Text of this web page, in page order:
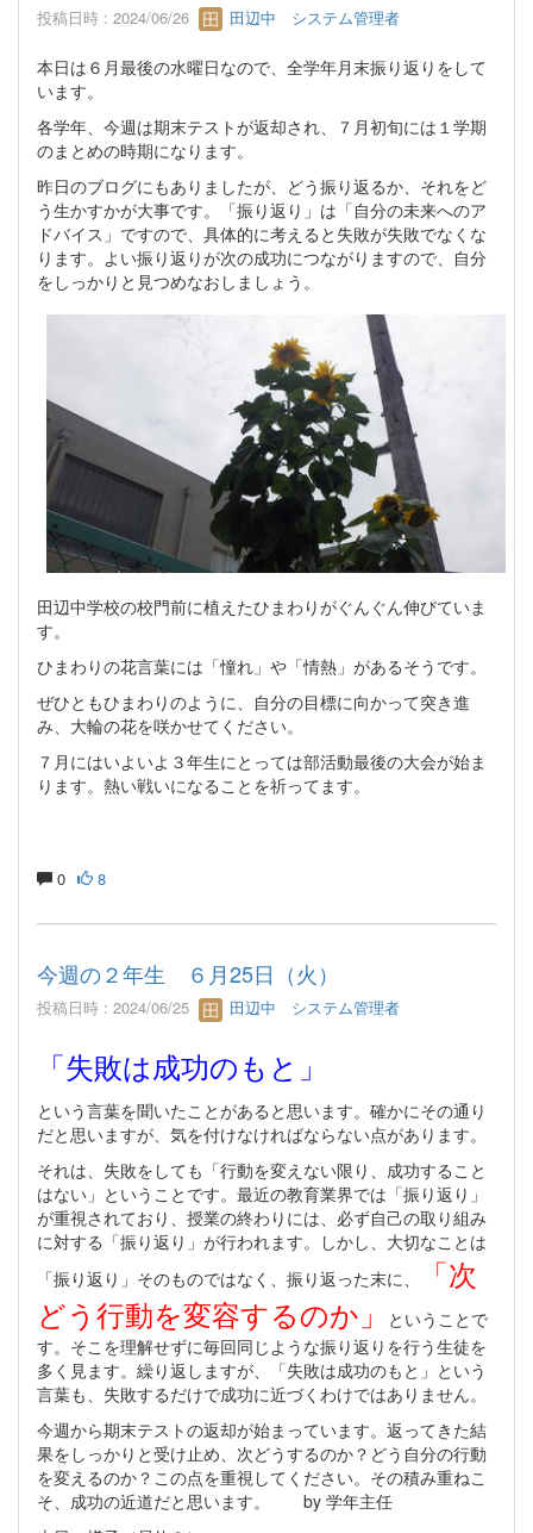
投稿日時 : 2024/06/26 田辺中 システム管理者
本日は６月最後の水曜日なので、全学年月末振り返りをして
います。
各学年、今週は期末テストが返却され、７月初旬には１学期
のまとめの時期になります。
昨日のブログにもありましたが、どう振り返るか、それをど
う生かすかが大事です。「振り返り」は「自分の未来へのア
ドバイス」ですので、具体的に考えると失敗が失敗でなくな
ります。よい振り返りが次の成功につながりますので、自分
をしっかりと見つめなおしましょう。
田辺中学校の校門前に植えたひまわりがぐんぐん伸びていま
す。
ひまわりの花言葉には「憧れ」や「情熱」があるそうです。
ぜひともひまわりのように、自分の目標に向かって突き進
み、大輪の花を咲かせてください。
７月にはいよいよ３年生にとっては部活動最後の大会が始ま
ります。熱い戦いになることを祈ってます。
0 8
今週の２年生 ６月25日（火）
投稿日時 : 2024/06/25 田辺中 システム管理者
「失敗は成功のもと」
という言葉を聞いたことがあると思います。確かにその通り
だと思いますが、気を付けなければならない点があります。
それは、失敗をしても「行動を変えない限り、成功すること
はない」ということです。最近の教育業界では「振り返り」
が重視されており、授業の終わりには、必ず自己の取り組み
に対する「振り返り」が行われます。しかし、大切なことは
「振り返り」そのものではなく、振り返った末に、
「次
どう行動を変容するのか」
ということで
す。そこを理解せずに毎回同じような振り返りを行う生徒を
多く見ます。繰り返しますが、「失敗は成功のもと」という
言葉も、失敗するだけで成功に近づくわけではありません。
今週から期末テストの返却が始まっています。返ってきた結
果をしっかりと受け止め、次どうするのか？どう自分の行動
を変えるのか？この点を重視してください。その積み重ねこ
そ、成功の近道だと思います。 by 学年主任